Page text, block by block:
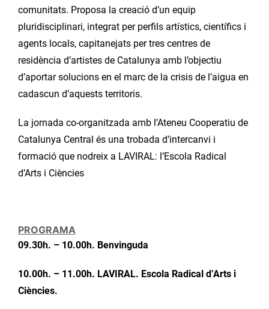
comunitats. Proposa la creació d’un equip
pluridisciplinari, integrat per perfils artístics, científics i
agents locals, capitanejats per tres centres de
residència d’artistes de Catalunya amb l’objectiu
d’aportar solucions en el marc de la crisis de l’aigua en
cadascun d’aquests territoris.
La jornada co-organitzada amb l’Ateneu Cooperatiu de
Catalunya Central és una trobada d’intercanvi i
formació que nodreix a LAVIRAL: l’Escola Radical
d’Arts i Ciències
PROGRAMA
09.30h. – 10.00h. Benvinguda
10.00h. – 11.00h. LAVIRAL. Escola Radical d’Arts i
Ciències.